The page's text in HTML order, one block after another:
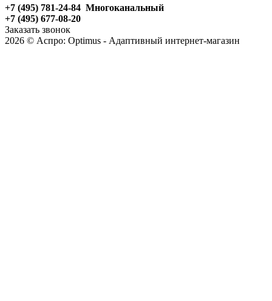
+7 (495) 781-24-84 Многоканальный
+7 (495) 677-08-20
Заказать звонок
2026 © Аспро: Optimus - Адаптивный интернет-магазин